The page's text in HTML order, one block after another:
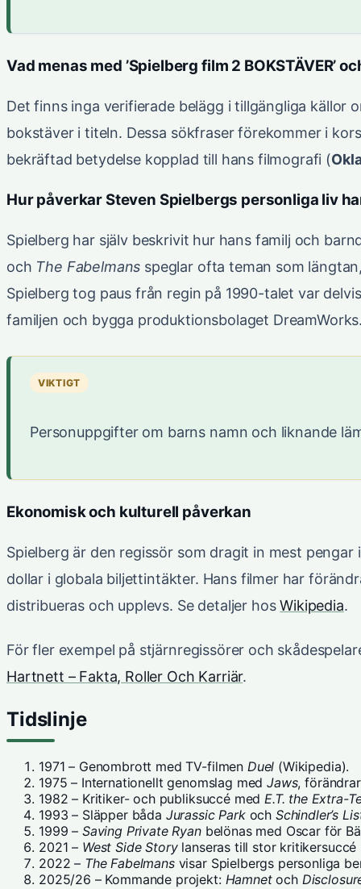
Vad menas med ’Spielberg film 2 BOKSTÄVER’
Det finns inga verifierade belägg i tillgängliga källor
bokstäver i titeln. Dessa sökfraser förekommer i
bekräftad betydelse kopplad till hans filmografi (
Hur påverkar Steven Spielbergs personliga liv
Spielberg har själv beskrivit hur hans familj och
och The Fabelmans speglar ofta teman som
Spielberg tog paus från regin på 1990-talet var
familjen och bygga produktionsbolaget
VIKTIGT
Personuppgifter om barns namn och liknande
Ekonomisk och kulturell påverkan
Spielberg är den regissör som dragit in mest
dollar i globala biljettintäkter. Hans filmer har
distribueras och upplevs. Se detaljer hosWikipedia.
För fler exempel på stjärnregissörer och
Hartnett – Fakta, Roller Och Karriär.
Tidslinje
1971 – Genombrott med TV-filmen Duel (Wikipedia).
1975 – Internationellt genomslag medJaws,
1982 – Kritiker- och publiksuccé medE.T. the Extra-
1993 – Släpper båda Jurassic Parkoch Schindler’s
1999 – Saving Private Ryanbelönas med Oscar för
2021 – West Side Storylanseras till stor kritikersuccé
2022 – The Fabelmansvisar Spielbergs personliga
2025/26 – Kommande projekt: Hamnetoch